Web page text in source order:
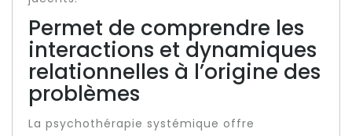
Permet de comprendre les
interactions et dynamiques
relationnelles à l’origine des
problèmes
La psychothérapie systémique offre